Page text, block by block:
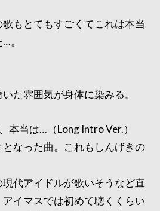
もとてもすごくてこれは本当
。
た雰囲気が身体に染みる。
本当は…（Long Intro Ver.）
なった曲。これもしんげきの
代アイドルが歌いそうなど直
イマスでは初めて聴くくらい